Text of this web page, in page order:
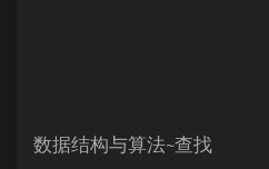
数据结构与算法~查找